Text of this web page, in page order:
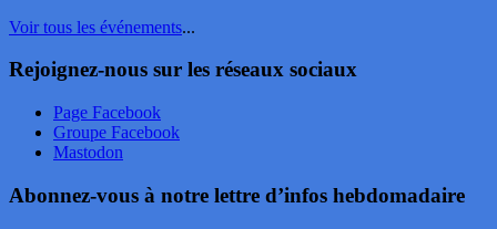
Voir tous les événements...
Rejoignez-nous sur les réseaux sociaux
Page Facebook
Groupe Facebook
Mastodon
Abonnez-vous à notre lettre d’infos hebdomadaire